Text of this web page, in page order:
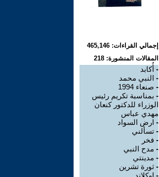
إجمالي القراءات: 465,146
المقالات المنشورة: 218
- أُكابد
- النبي محمد
- صنعاء 1994
- بمناسبة تكريم رئيس
الوزراء للدكتور كنعان
مهدي عباس
- ارض السواد
- تسألني
- فخر
- مدح النبي
- مدينتي
- ثورة تشرين
- اوكلاند